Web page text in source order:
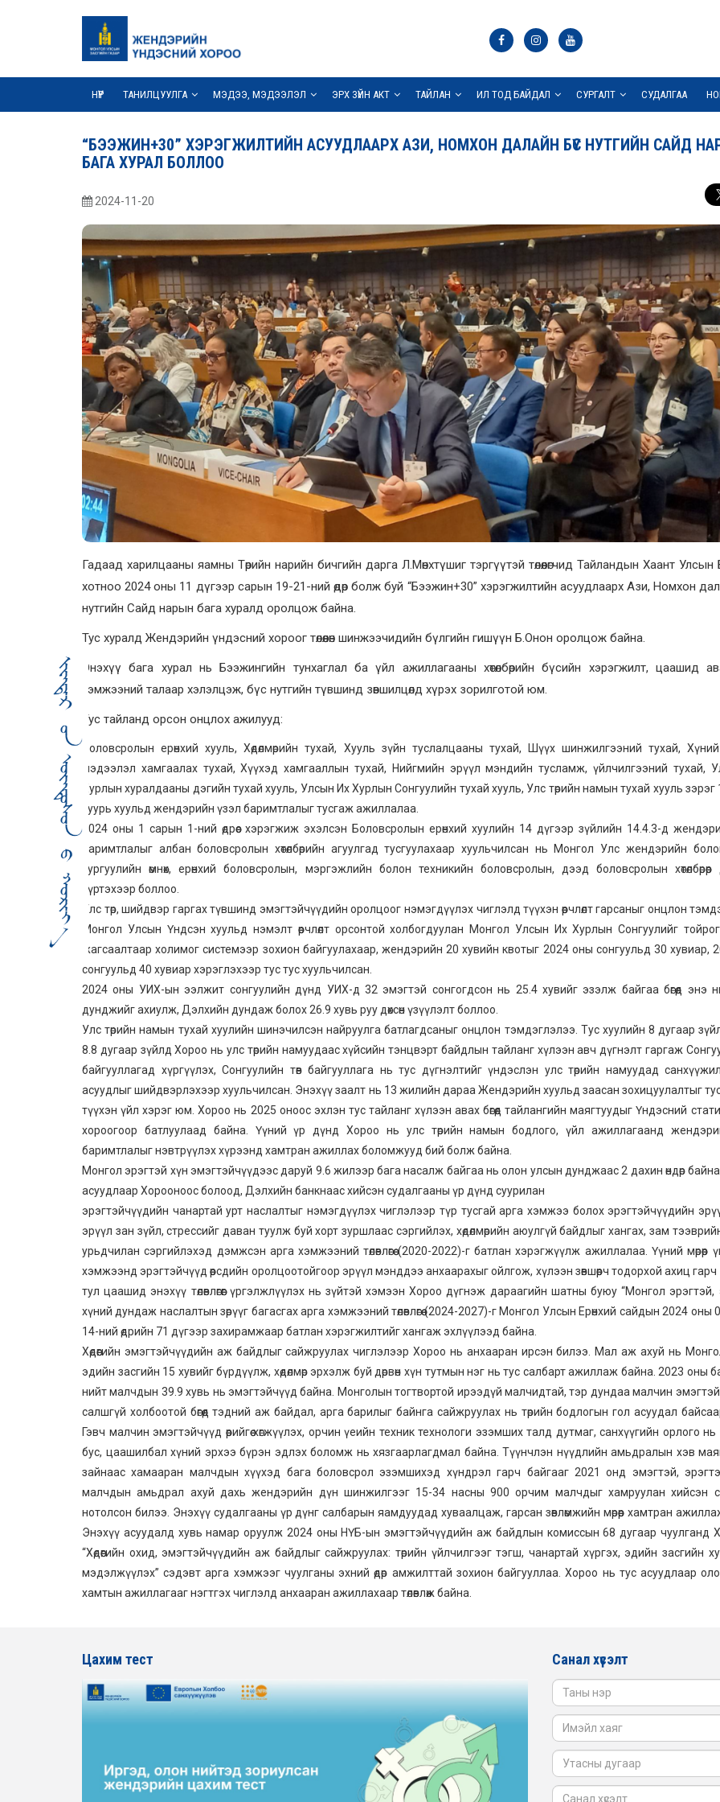
НҮҮР ТАНИЛЦУУЛГА МЭДЭЭ, МЭДЭЭЛЭЛ ЭРХ ЗҮЙН АКТ ТАЙЛАН ИЛ ТОД БАЙДАЛ СУРГАЛТ СУДАЛГАА
“БЭЭЖИН+30” ХЭРЭГЖИЛТИЙН АСУУДЛААРХ АЗИ, НОМХОН ДАЛАЙН БҮС НУТГИЙН САЙД
БАГА ХУРАЛ БОЛЛОО
2024-11-20
Гадаад харилцааны яамны Төрийн нарийн бичгийн дарга Л.Мөнхтүшиг тэргүүтэй төлөөлөгчид Тайландын Хаант Улсын
хотноо 2024 оны 11 дүгээр сарын 19-21-ний өдөр болж буй “Бээжин+30” хэрэгжилтийн асуудлаарх Ази, Номхон
нутгийн Сайд нарын бага хуралд оролцож байна.
Тус хуралд Жендэрийн үндэсний хороог төлөөлөн шинжээчидийн бүлгийн гишүүн Б.Онон оролцож байна.
Энэхүү бага хурал нь Бээжингийн тунхаглал ба үйл ажиллагааны хөтөлбөрийн бүсийн хэрэгжилт, цаашид
хэмжээний талаар хэлэлцэж, бүс нутгийн түвшинд зөвшилцөлд хүрэх зорилготой юм.
Тус тайланд орсон онцлох ажилууд:
Боловсролын ерөнхий хууль, Хөдөлмөрийн тухай, Хууль зүйн туслалцааны тухай, Шүүх шинжилгээний тухай,
мэдээлэл хамгаалах тухай, Хүүхэд хамгааллын тухай, Нийгмийн эрүүл мэндийн тусламж, үйлчилгээний тухай,
Хурлын хуралдааны дэгийн тухай хууль, Улсын Их Хурлын Сонгуулийн тухай хууль, Улс төрийн намын тухай хууль зэрэг
суурь хуульд жендэрийн үзэл баримтлалыг тусгаж ажиллалаа.
2024 оны 1 сарын 1-ний өдрөөс хэрэгжиж эхэлсэн Боловсролын ерөнхий хуулийн 14 дүгээр зүйлийн 14.4.3-д
баримтлалыг албан боловсролын хөтөлбөрийн агуулгад тусгуулахаар хуульчилсан нь Монгол Улс жендэрийн
сургуулийн өмнөх, ерөнхий боловсролын, мэргэжлийн болон техникийн боловсролын, дээд боловсролын
хүртэхээр боллоо.
Улс төр, шийдвэр гаргах түвшинд эмэгтэйчүүдийн оролцоог нэмэгдүүлэх чиглэлд түүхэн өөрчлөлт гарсаныг онцлон
Монгол Улсын Үндсэн хуульд нэмэлт өөрчлөлт орсонтой холбогдуулан Монгол Улсын Их Хурлын Сонгуулийг
жагсаалтаар холимог системээр зохион байгуулахаар, жендэрийн 20 хувийн квотыг 2024 оны сонгуульд 30 хувиар,
сонгуульд 40 хувиар хэрэглэхээр тус тус хуульчилсан.
2024 оны УИХ-ын ээлжит сонгуулийн дүнд УИХ-д 32 эмэгтэй сонгогдсон нь 25.4 хувийг эзэлж байгаа бөгөөд энэ
дунджийг ахиулж, Дэлхийн дундаж болох 26.9 хувь руу дөхсөн үзүүлэлт боллоо.
Улс төрийн намын тухай хуулийн шинэчилсэн найруулга батлагдсаныг онцлон тэмдэглэлээ. Тус хуулийн 8 дугаар
8.8 дугаар зүйлд Хороо нь улс төрийн намуудаас хүйсийн тэнцвэрт байдлын тайланг хүлээн авч дүгнэлт гаргаж
байгууллагад хүргүүлэх, Сонгуулийн төв байгууллага нь тус дүгнэлтийг үндэслэн улс төрийн намуудад
асуудлыг шийдвэрлэхээр хуульчилсан. Энэхүү заалт нь 13 жилийн дараа Жендэрийн хуульд заасан зохицуулалтыг
түүхэн үйл хэрэг юм. Хороо нь 2025 оноос эхлэн тус тайланг хүлээн авах бөгөөд тайлангийн маягтуудыг Үндэсний
хороогоор батлуулаад байна. Үүний үр дүнд Хороо нь улс төрийн намын бодлого, үйл ажиллагаанд
баримтлалыг нэвтрүүлэх хүрээнд хамтран ажиллах боломжууд бий болж байна.
Монгол эрэгтэй хүн эмэгтэйчүүдээс даруй 9.6 жилээр бага насалж байгаа нь олон улсын дунджаас 2 дахин өндөр
асуудлаар Хорооноос болоод, Дэлхийн банкнаас хийсэн судалгааны үр дүнд суурилан
эрэгтэйчүүдийн чанартай урт наслалтыг нэмэгдүүлэх чиглэлээр түр тусгай арга хэмжээ болох эрэгтэйчүүдийн
эрүүл зан зүйл, стрессийг даван туулж буй хорт зуршлаас сэргийлэх, хөдөлмөрийн аюулгүй байдлыг хангах, зам
урьдчилан сэргийлэхэд дэмжсэн арга хэмжээний төлөвлөгөө (2020-2022)-г батлан хэрэгжүүлж ажиллалаа. Үүний мөрөөр
хэмжээнд эрэгтэйчүүд өөрсдийн оролцоотойгоор эрүүл мэнддээ анхаарахыг ойлгож, хүлээн зөвшөөрч тодорхой ахиц
тул цаашид энэхүү төлөвлөгөөг үргэлжлүүлэх нь зүйтэй хэмээн Хороо дүгнэж дараагийн шатны буюу “Монгол эрэгтэй,
хүний дундаж наслалтын зөрүүг багасгах арга хэмжээний төлөвлөгөө (2024-2027)-г Монгол Улсын Ерөнхий сайдын 2024 оны
14-ний өдрийн 71 дүгээр захирамжаар батлан хэрэгжилтийг хангаж эхлүүлээд байна.
Хөдөөгийн эмэгтэйчүүдийн аж байдлыг сайжруулах чиглэлээр Хороо нь анхааран ирсэн билээ. Мал аж ахуй нь
эдийн засгийн 15 хувийг бүрдүүлж, хөдөлмөр эрхэлж буй дөрвөн хүн тутмын нэг нь тус салбарт ажиллаж байна. 2023 оны
нийт малчдын 39.9 хувь нь эмэгтэйчүүд байна. Монголын тогтвортой ирээдүй малчидтай, тэр дундаа малчин
салшгүй холбоотой бөгөөд тэдний аж байдал, арга барилыг байнга сайжруулах нь төрийн бодлогын гол асуудал
Гэвч малчин эмэгтэйчүүд өөрийгөө хөгжүүлэх, орчин үеийн техник технологи эзэмших талд дутмаг, санхүүгийн орлого
бус, цаашилбал хүний эрхээ бүрэн эдлэх боломж нь хязгаарлагдмал байна. Түүнчлэн нүүдлийн амьдралын хэв
зайнаас хамааран малчдын хүүхэд бага боловсрол эзэмшихэд хүндрэл гарч байгааг 2021 онд эмэгтэй,
малчдын амьдрал ахуй дахь жендэрийн дүн шинжилгээг 15-34 насны 900 орчим малчдыг хамруулан хийсэн
нотолсон билээ. Энэхүү судалгааны үр дүнг салбарын яамдуудад хуваалцаж, гарсан зөвлөмжийн мөрөөр хамтран
Энэхүү асуудалд хувь намар оруулж 2024 оны НҮБ-ын эмэгтэйчүүдийн аж байдлын комиссын 68 дугаар чуулганд
“Хөдөөгийн охид, эмэгтэйчүүдийн аж байдлыг сайжруулах: төрийн үйлчилгээг тэгш, чанартай хүргэх, эдийн засгийн
мэдэлжүүлэх” сэдэвт арга хэмжээг чуулганы эхний өдөр амжилттай зохион байгууллаа. Хороо нь тус асуудлаар
хамтын ажиллагааг нэгтгэх чиглэлд анхааран ажиллахаар төлөвлөж байна.
Цахим тест Санал хүсэлт